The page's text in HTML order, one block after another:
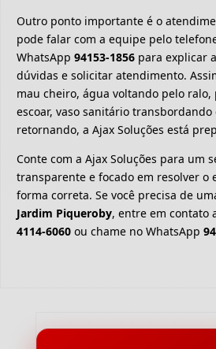
Outro ponto importante é o
pode falar com a equipe pelo
WhatsApp 94153-1856 para explicar
dúvidas e solicitar atendimento.
mau cheiro, água voltando pelo
escoar, vaso sanitário transbordando
retornando, a Ajax Soluções está
Conte com a Ajax Soluções para um
transparente e focado em resolver o
forma correta. Se você precisa de
Jardim Piqueroby, entre em contato
4114-6060 ou chame no WhatsApp